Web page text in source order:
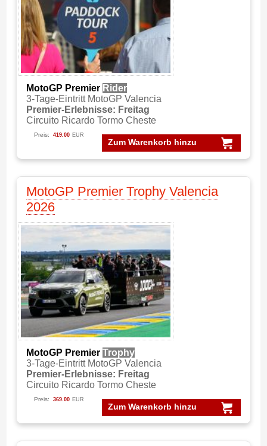
MotoGP Premier Rider
3-Tage-Eintritt MotoGP Valencia
Premier-Erlebnisse: Freitag
Circuito Ricardo Tormo Cheste
Zum Warenkorb hinzu
Preis: 419.00 EUR
MotoGP Premier Trophy Valencia
2026
MotoGP Premier Trophy
3-Tage-Eintritt MotoGP Valencia
Premier-Erlebnisse: Freitag
Circuito Ricardo Tormo Cheste
Zum Warenkorb hinzu
Preis: 369.00 EUR